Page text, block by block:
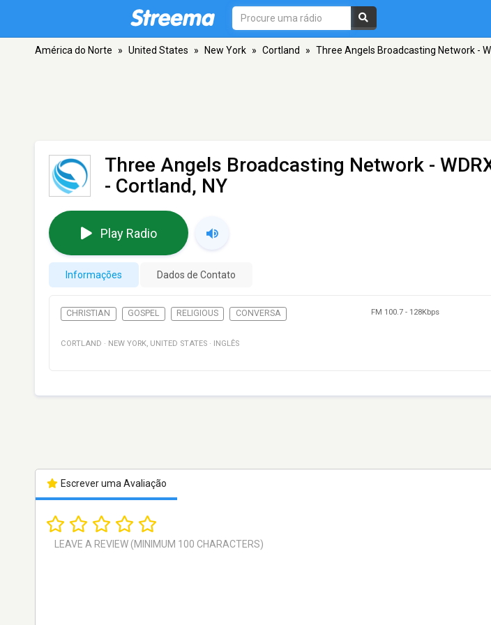
América do Norte » United States » New York » Cortland » Three Angels Broadcasting Network -
Three Angels Broadcasting Network -
- Cortland, NY
Play Radio
Informações Dados de Contato
CHRISTIAN GOSPEL RELIGIOUS CONVERSA FM 100.7 - 128Kbps
CORTLAND · NEW YORK, UNITED STATES · INGLÊS
Escrever uma Avaliação